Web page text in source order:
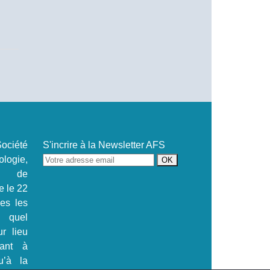
de
le 22
les
quel
lieu
à
la
S'incrire à la Newsletter AFS